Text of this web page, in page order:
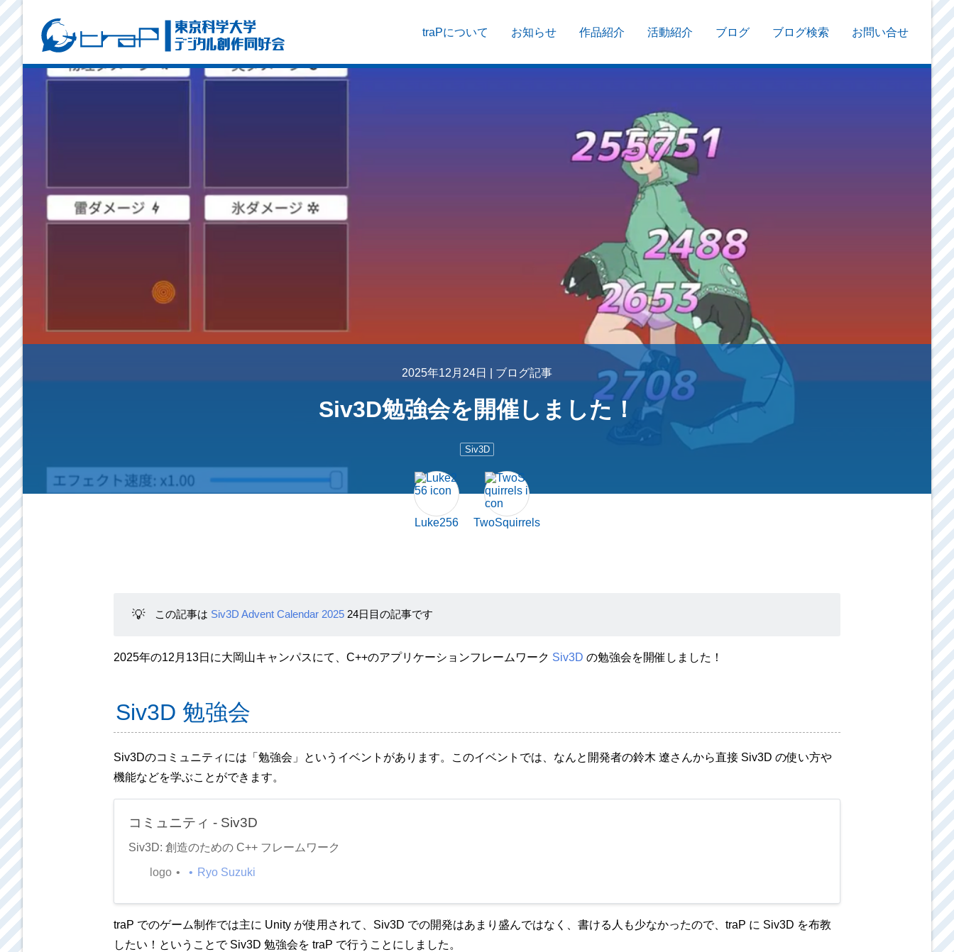
traPについて お知らせ 作品紹介 活動紹介 ブログ ブログ検索 お問い合せ
2025年12月24日 | ブログ記事
Siv3D勉強会を開催しました！
Siv3D
Luke256 TwoSquirrels
💡 この記事は Siv3D Advent Calendar 2025 24日目の記事です
2025年の12月13日に大岡山キャンパスにて、C++のアプリケーションフレームワーク Siv3D の勉強会を開催しました！
Siv3D 勉強会
Siv3Dのコミュニティには「勉強会」というイベントがあります。このイベントでは、なんと開発者の鈴木 遼さんから直接 Siv3D の使い方や
機能などを学ぶことができます。
コミュニティ - Siv3D
Siv3D: 創造のための C++ フレームワーク
logo Ryo Suzuki
traP でのゲーム制作では主に Unity が使用されて、Siv3D での開発はあまり盛んではなく、書ける人も少なかったので、traP に Siv3D を布教
したい！ということで Siv3D 勉強会を traP で行うことにしました。